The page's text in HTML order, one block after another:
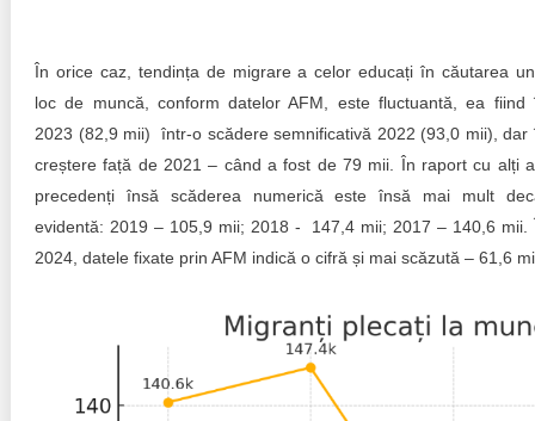
În orice caz, tendința de migrare a celor educați în căutarea
loc de muncă, conform datelor AFM, este fluctuantă, ea fiind
2023 (82,9 mii) într-o scădere semnificativă 2022 (93,0 mii), dar
creștere față de 2021 – când a fost de 79 mii. În raport cu alți
precedenți însă scăderea numerică este însă mai mult
evidentă: 2019 – 105,9 mii; 2018 - 147,4 mii; 2017 – 140,6 mii.
2024, datele fixate prin AFM indică o cifră și mai scăzută – 61,6